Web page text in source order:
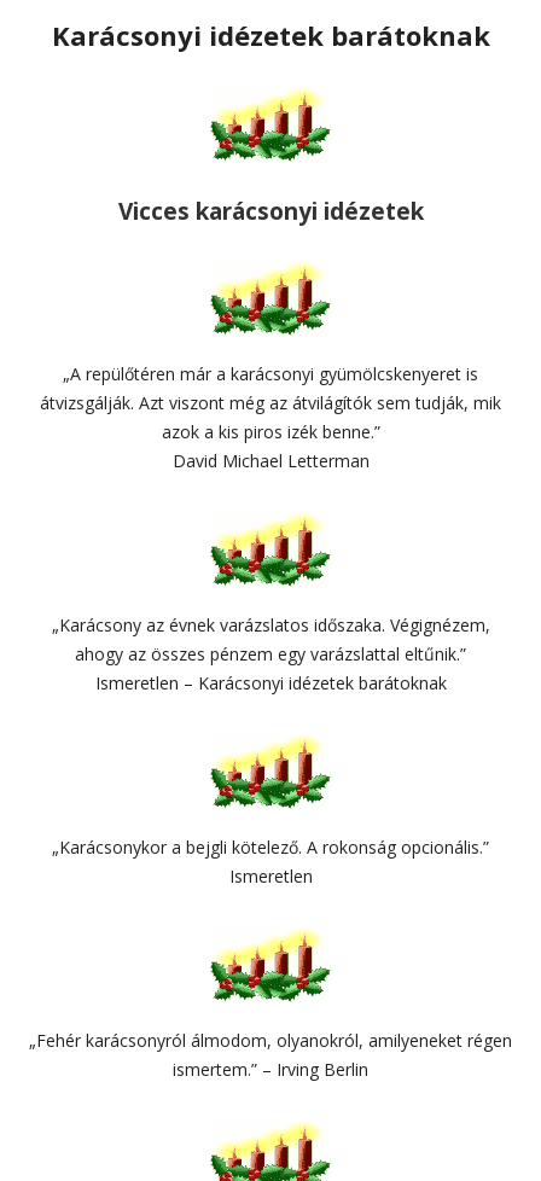
Karácsonyi idézetek barátoknak
Vicces karácsonyi idézetek
„A repülőtéren már a karácsonyi gyümölcskenyeret is
átvizsgálják. Azt viszont még az átvilágítók sem tudják, mik
azok a kis piros izék benne.”
David Michael Letterman
„Karácsony az évnek varázslatos időszaka. Végignézem,
ahogy az összes pénzem egy varázslattal eltűnik.”
Ismeretlen – Karácsonyi idézetek barátoknak
„Karácsonykor a bejgli kötelező. A rokonság opcionális.”
Ismeretlen
„Fehér karácsonyról álmodom, olyanokról, amilyeneket régen
ismertem.” – Irving Berlin